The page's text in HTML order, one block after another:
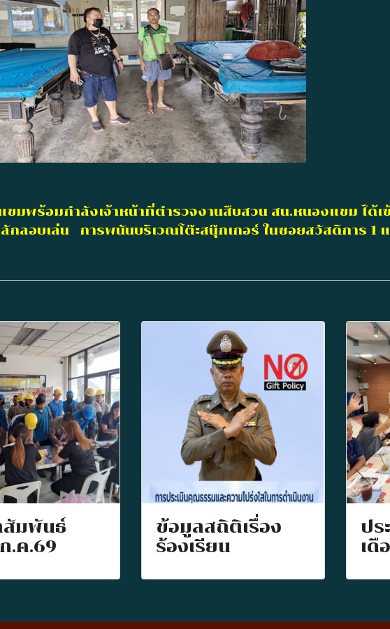
มพร้อมกำลังเจ้าหน้าที่ตำรวจงานสืบสวน สน.หนองแขม ได้เ
กลอบเล่น การพนันบริเวณโต๊ะสนุ๊กเกอร์ ในซอยสวัสดิการ 1
สัมพันธ์
.ค.69
ข้อมูลสถิติเรื่อง
ร้องเรียน
ปร
เดื